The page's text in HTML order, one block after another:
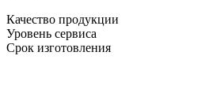
Качество продукции
Уровень сервиса
Срок изготовления